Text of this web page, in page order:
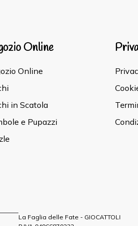
Online
Online
in Scatola
e Pupazzi
La Faglia delle Fate - GIOCATTOLI